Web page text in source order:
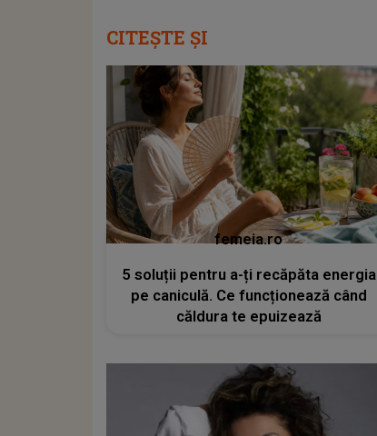
CITEȘTE ȘI
femeia.ro
5 soluții pentru a-ți recăpăta energia
pe caniculă. Ce funcționează când
căldura te epuizează